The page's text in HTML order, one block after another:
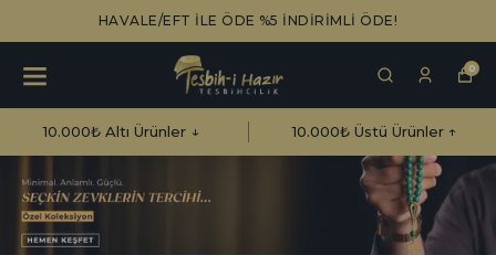
HAVALE/EFT İLE ÖDE %5 İNDİRİMLİ ÖDE!
0
10.000₺ Altı Ürünler ↓ 10.000₺ Üstü Ürünler ↑